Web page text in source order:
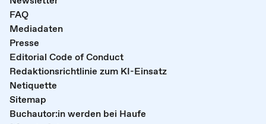
FAQ
Mediadaten
Presse
Editorial Code of Conduct
Redaktionsrichtlinie zum KI-Einsatz
Netiquette
Sitemap
Buchautor:in werden bei Haufe